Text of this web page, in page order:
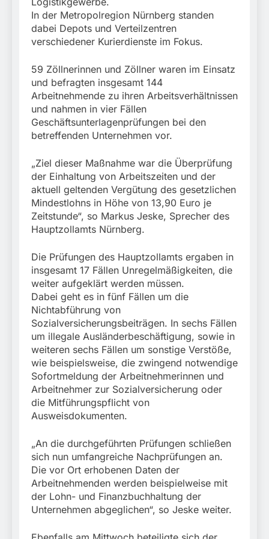
Tiefgaragenzufahrt
31. Juli 2026
In der Metropolregion Nürnberg standen
dabei Depots und Verteilzentren
verschiedener Kurierdienste im Fokus.
59 Zöllnerinnen und Zöllner waren im Einsatz
und befragten insgesamt 144
Arbeitnehmende zu ihren Arbeitsverhältnissen
und nahmen in vier Fällen
Geschäftsunterlagenprüfungen bei den
betreffenden Unternehmen vor.
„Ziel dieser Maßnahme war die Überprüfung
der Einhaltung von Arbeitszeiten und der
aktuell geltenden Vergütung des gesetzlichen
Mindestlohns in Höhe von 13,90 Euro je
Zeitstunde“, so Markus Jeske, Sprecher des
Hauptzollamts Nürnberg.
Die Prüfungen des Hauptzollamts ergaben in
insgesamt 17 Fällen Unregelmäßigkeiten, die
weiter aufgeklärt werden müssen.
Dabei geht es in fünf Fällen um die
Nichtabführung von
Sozialversicherungsbeiträgen. In sechs Fällen
um illegale Ausländerbeschäftigung, sowie in
weiteren sechs Fällen um sonstige Verstöße,
wie beispielsweise, die zwingend notwendige
Sofortmeldung der Arbeitnehmerinnen und
Arbeitnehmer zur Sozialversicherung oder
die Mitführungspflicht von
Ausweisdokumenten.
„An die durchgeführten Prüfungen schließen
sich nun umfangreiche Nachprüfungen an.
Die vor Ort erhobenen Daten der
Arbeitnehmenden werden beispielweise mit
der Lohn- und Finanzbuchhaltung der
Unternehmen abgeglichen“, so Jeske weiter.